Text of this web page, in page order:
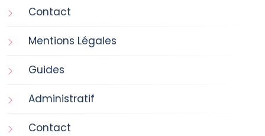
Contact
Mentions Légales
Guides
Administratif
Contact